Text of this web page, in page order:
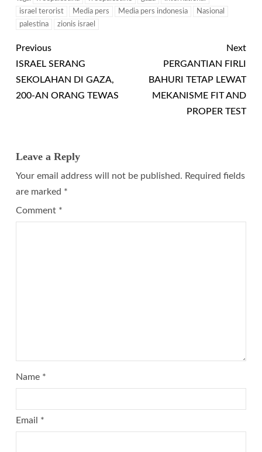
israel terorist
Media pers Media pers indonesia
Nasional
palestina
zionis israel
Previous
ISRAEL SERANG
SEKOLAHAN DI GAZA,
200-AN ORANG TEWAS
Next
PERGANTIAN FIRLI
BAHURI TETAP LEWAT
MEKANISME FIT AND
PROPER TEST
Leave a Reply
Your email address will not be published. Required fields
are marked *
Comment *
Name *
Email *